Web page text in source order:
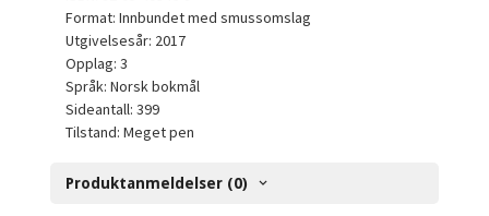
Format: Innbundet med smussomslag
Utgivelsesår: 2017
Opplag: 3
Språk: Norsk bokmål
Sideantall: 399
Tilstand: Meget pen
Produktanmeldelser (0)